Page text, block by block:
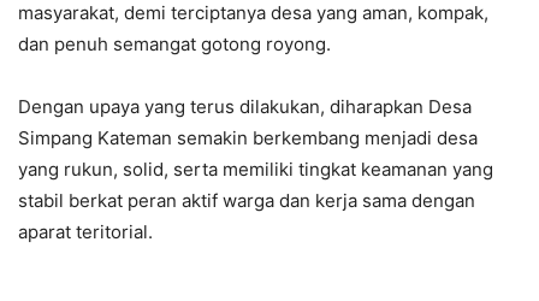
masyarakat, demi terciptanya desa yang aman, kompak,
dan penuh semangat gotong royong.
Dengan upaya yang terus dilakukan, diharapkan Desa
Simpang Kateman semakin berkembang menjadi desa
yang rukun, solid, serta memiliki tingkat keamanan yang
stabil berkat peran aktif warga dan kerja sama dengan
aparat teritorial.